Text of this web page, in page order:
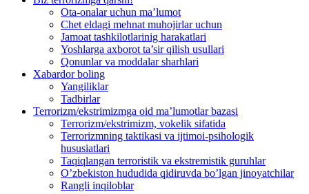
Ota-onalar uchun ma’lumot
Chet eldagi mehnat muhojirlar uchun
Jamoat tashkilotlarinig harakatlari
Yoshlarga axborot ta’sir qilish usullari
Qonunlar va moddalar sharhlari
Xabardor boling
Yangiliklar
Tadbirlar
Terrorizm/ekstrimizmga oid ma’lumotlar bazasi
Terrorizm/ekstrimizm, vokelik sifatida
Terrorizmning taktikasi va ijtimoi-psihologik
hususiatlari
Taqiqlangan terroristik va ekstremistik guruhlar
O’zbekiston hududida qidiruvda bo’lgan jinoyatchilar
Rangli inqiloblar